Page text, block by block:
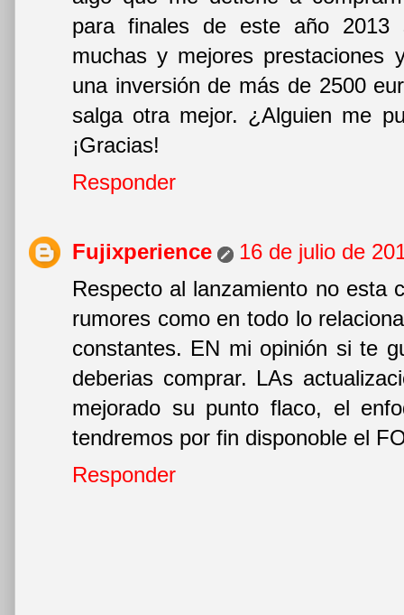
para finales de este año
muchas y mejores prestaciones
una inversión de más de 2500
salga otra mejor. ¿Alguien me
¡Gracias!
Responder
Fujixperience
16 de julio de
Respecto al lanzamiento no esta
rumores como en todo lo
constantes. EN mi opinión si te
deberias comprar. LAs
mejorado su punto flaco, el
tendremos por fin disponoble el
Responder